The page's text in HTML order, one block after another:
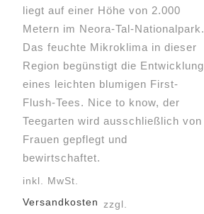
liegt auf einer Höhe von 2.000
Metern im Neora-Tal-Nationalpark.
Das feuchte Mikroklima in dieser
Region begünstigt die Entwicklung
eines leichten blumigen First-
Flush-Tees. Nice to know, der
Teegarten wird ausschließlich von
Frauen gepflegt und
bewirtschaftet.
inkl. MwSt.
zzgl.
Versandkosten